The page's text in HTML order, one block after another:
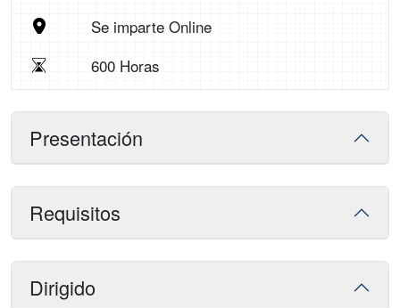
Se imparte Online
600 Horas
Presentación
Requisitos
Dirigido